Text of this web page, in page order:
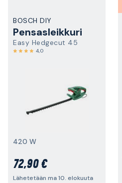
BOSCH DIY
Pensasleikkuri
Easy Hedgecut 45
4,0
420 W
72,90 €
Lähetetään ma 10. elokuuta